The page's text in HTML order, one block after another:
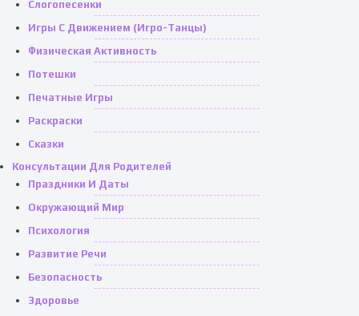
Слогопесенки
Игры С Движением (игро-Танцы)
Физическая Активность
Потешки
Печатные Игры
Раскраски
Сказки
Консультации Для Родителей
Праздники И Даты
Окружающий Мир
Психология
Развитие Речи
Безопасность
Здоровье